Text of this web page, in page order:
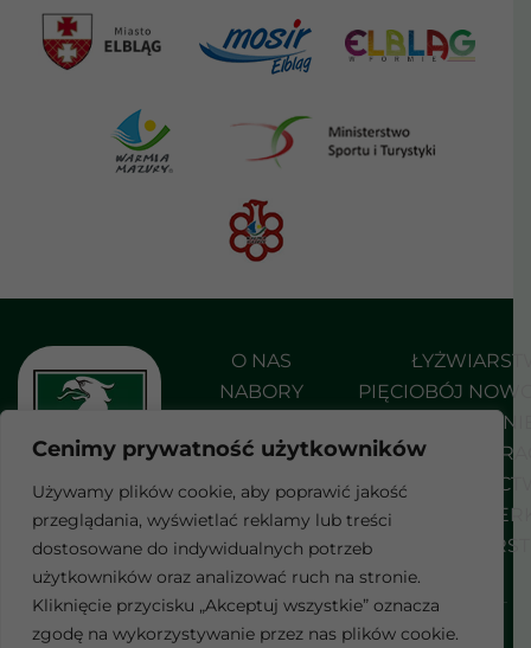
Cenimy prywatność użytkowników
Używamy plików cookie, aby poprawić jakość
przeglądania, wyświetlać reklamy lub treści
dostosowane do indywidualnych potrzeb
użytkowników oraz analizować ruch na stronie.
Kliknięcie przycisku „Akceptuj wszystkie” oznacza
zgodę na wykorzystywanie przez nas plików cookie.
O NAS
NABORY
DO POBRANIA
KONTAKT
F
a
c
e
b
PIĘCIOBÓJ
SHORT
POLITYKA PRYWATNOŚCI
Wszelkie prawa zastrzeżone